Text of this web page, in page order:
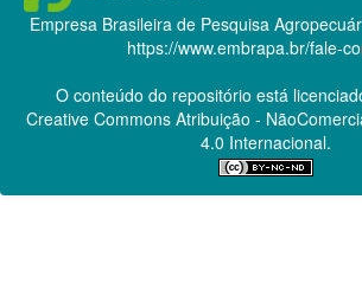
Empresa Brasileira de Pesquisa
https://www.embrapa.br/fale-
O conteúdo do repositório está
Creative CommonsAtribuição -
4.0 Internacional.